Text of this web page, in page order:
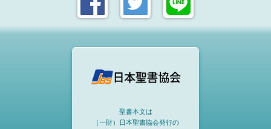
聖書本文は
（一財）日本聖書協会発行の